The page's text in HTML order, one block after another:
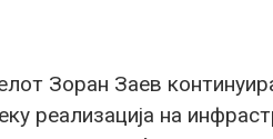
Зоран Заев
реализација на